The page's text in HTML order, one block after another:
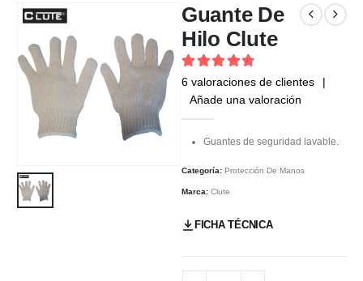
Guante De
Hilo Clute
4.83out of 5
6 valoraciones de clientes
|
Añade una valoración
Guantes de seguridad lavable.
Categoría: Protección De Manos
Marca: Clute
FICHA TÉCNICA